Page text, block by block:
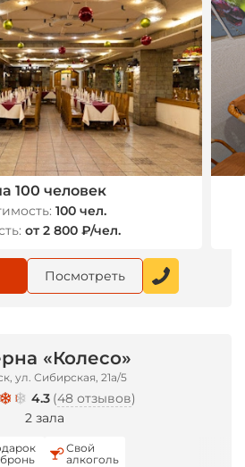
100 человек
100 чел.
от 2 800 ₽/чел.
Посмотреть
«Колесо»
ул. Сибирская, 21а/5
4.3 (48 отзывов)
2 зала
Свой
алкоголь